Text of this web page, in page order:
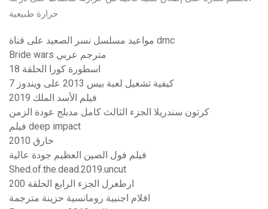
حرارة طبيعية.
مواعيد مسلسل نسر الصعيد على قناة dmc
Bride wars مترجم عربي
اسطورة كورا الحلقة 18
كيفية تشغيل لعبة بيس 2013 على ويندوز 7
فيلم الأسد الملك 2019
كرتون سندريلا الجزء الثالث كامل مدبلج عودة الزمن
فيلم deep impact
خارق 2010
فيلم فول الصين العظيم جودة عالية
Shed.of.the.dead.2019.uncut
ارطغرل الجزء الرابع الحلقة 200
افلام اجنبية رومانسية حزينة مترجمة